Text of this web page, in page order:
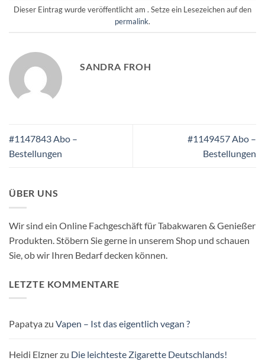
Dieser Eintrag wurde veröffentlicht am . Setze ein Lesezeichen auf den
permalink.
SANDRA FROH
#1147843 Abo –
Bestellungen
#1149457 Abo –
Bestellungen
ÜBER UNS
Wir sind ein Online Fachgeschäft für Tabakwaren & Genießer
Produkten. Stöbern Sie gerne in unserem Shop und schauen
Sie, ob wir Ihren Bedarf decken können.
LETZTE KOMMENTARE
Papatya zu Vapen – Ist das eigentlich vegan ?
Heidi Elznerzu Die leichteste Zigarette Deutschlands!